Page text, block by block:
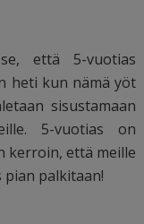
että 5-vuotias
heti kun nämä yöt
sisustamaan
5-vuotias on
kerroin, että meille
palkitaan!